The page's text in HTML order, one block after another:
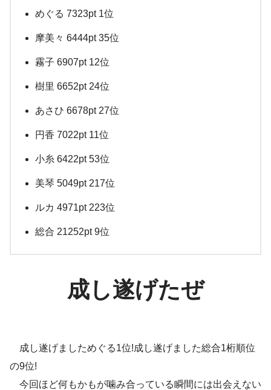
めぐる 7323pt 1位
摩美々 6444pt 35位
霧子 6907pt 12位
樹里 6652pt 24位
あさひ 6678pt 27位
円香 7022pt 11位
小糸 6422pt 53位
美琴 5049pt 217位
ルカ 4971pt 223位
総合 21252pt 9位
成し遂げたぜ
成し遂げましためぐる1位!成し遂げました総合1桁順位
の9位!
今回ほど何もかもが噛み合っている瞬間には出会えない